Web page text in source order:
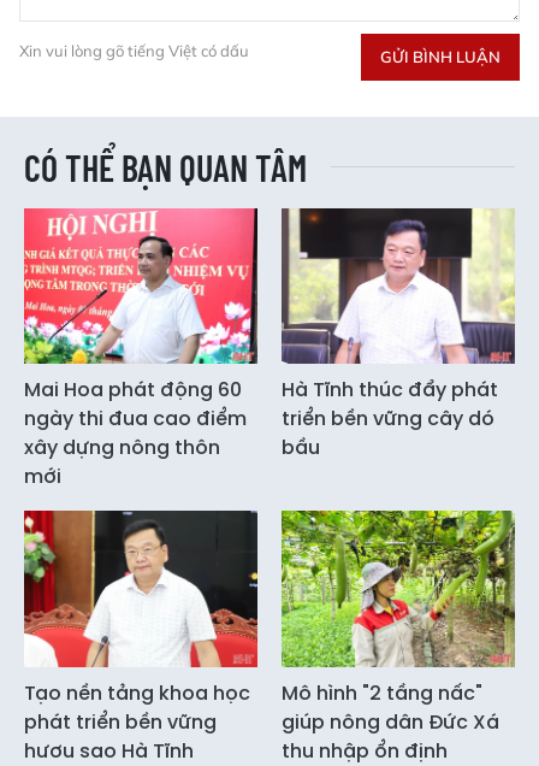
Xin vui lòng gõ tiếng Việt có dấu GỬI BÌNH LUẬN
CÓ THỂ BẠN QUAN TÂM
Mai Hoa phát động 60
ngày thi đua cao điểm
xây dựng nông thôn
mới
Hà Tĩnh thúc đẩy phát
triển bền vững cây dó
bầu
Tạo nền tảng khoa học
phát triển bền vững
hươu sao Hà Tĩnh
Mô hình "2 tầng nấc"
giúp nông dân Đức Xá
thu nhập ổn định